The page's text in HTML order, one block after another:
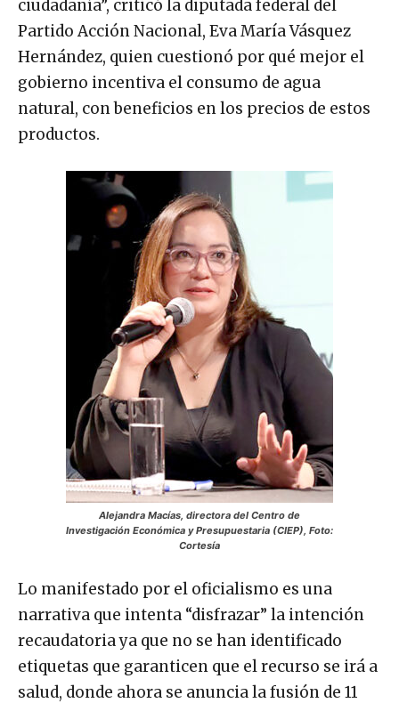
ciudadanía”, criticó la diputada federal del
Partido Acción Nacional, Eva María Vásquez
Hernández, quien cuestionó por qué mejor el
gobierno incentiva el consumo de agua
natural, con beneficios en los precios de estos
productos.
Alejandra Macías, directora del Centro de
Investigación Económica y Presupuestaria (CIEP), Foto:
Cortesía
Lo manifestado por el oficialismo es una
narrativa que intenta “disfrazar” la intención
recaudatoria ya que no se han identificado
etiquetas que garanticen que el recurso se irá a
salud, donde ahora se anuncia la fusión de 11